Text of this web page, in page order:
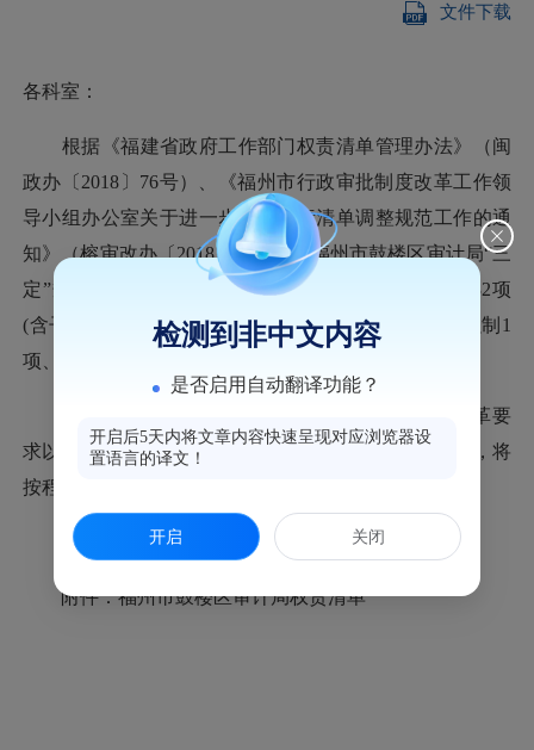
文件下载
各科室：
根据《福建省政府工作部门权责清单管理办法》（闽
政办〔 2018〕76号）、《福州市行政审批制度改革工作领
导小组办公室关于进一步推进权责清单调整规范工作的通
知》（榕审改办〔2018〕15号）及福州市鼓楼区审计局“三
定”规定，依法公布福州市鼓楼区审计局权责事项共32项
(含子项65)
，其中：行政处罚17项(含子项50)、行政强制1
项、行政监督检查14项。
“立、改、废、释”，“放管服”改革要
求以及机构和职能调整等情况致权责事项发生变化的，将
按程序及时予以动态调整并做好结果公布、报备工作。
附件：福州市鼓楼区审计局权责清单
检测到非中文内容
是否启用自动翻译功能？
开启后5天内将文章内容快速呈现对应浏览器设
置语言的译文！
开启 关闭